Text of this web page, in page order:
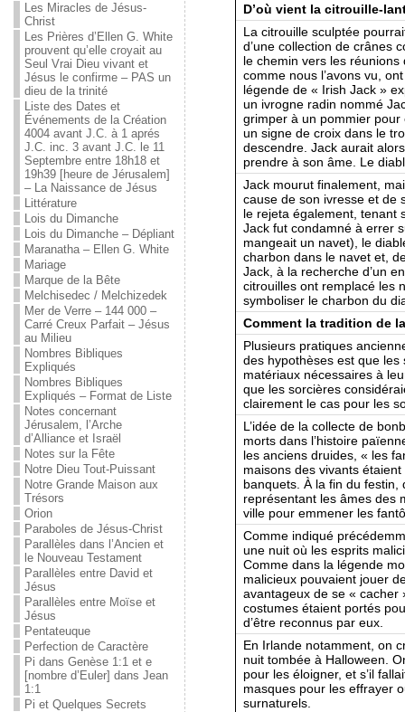
Les Miracles de Jésus-
Christ
Les Prières d’Ellen G. White
prouvent qu’elle croyait au
Seul Vrai Dieu vivant et
Jésus le confirme – PAS un
dieu de la trinité
Liste des Dates et
Événements de la Création
4004 avant J.C. à 1 aprés
J.C. inc. 3 avant J.C. le 11
Septembre entre 18h18 et
19h39 [heure de Jérusalem]
– La Naissance de Jésus
Littérature
Lois du Dimanche
Lois du Dimanche – Dépliant
Maranatha – Ellen G. White
Mariage
Marque de la Bête
Melchisedec / Melchizedek
Mer de Verre – 144 000 –
Carré Creux Parfait – Jésus
au Milieu
Nombres Bibliques
Expliqués
Nombres Bibliques
Expliqués – Format de Liste
Notes concernant
Jérusalem, l’Arche
d’Alliance et Israël
Notes sur la Fête
Notre Dieu Tout-Puissant
Notre Grande Maison aux
Trésors
Orion
Paraboles de Jésus-Christ
Parallèles dans l’Ancien et
le Nouveau Testament
Parallèles entre David et
Jésus
Parallèles entre Moïse et
Jésus
Pentateuque
Perfection de Caractère
Pi dans Genèse 1:1 et e
[nombre d’Euler] dans Jean
1:1
Pi et Quelques Secrets
D’où vient la citrouille-
La citrouille sculptée
d’une collection de crânes
le chemin vers les
comme nous l’avons vu,
légende de « Irish Jack »
un ivrogne radin nommé
grimper à un pommier
un signe de croix dans le
descendre. Jack aurait
prendre à son âme. Le
Jack mourut finalement,
cause de son ivresse et de
le rejeta également, tenant
Jack fut condamné à errer
mangeait un navet), le
charbon dans le navet et,
Jack, à la recherche d’un
citrouilles ont remplacé les
symboliser le charbon du
Comment la tradition de
Plusieurs pratiques
des hypothèses est que les
matériaux nécessaires à
que les sorcières
clairement le cas pour les
L’idée de la collecte de
morts dans l’histoire
les anciens druides, « les
maisons des vivants
banquets. À la fin du festin,
représentant les âmes des
ville pour emmener les
Comme indiqué
une nuit où les esprits
Comme dans la légende
malicieux pouvaient jouer
avantageux de se « cacher
costumes étaient portés
d’être reconnus par eux.
En Irlande notamment, on
nuit tombée à Halloween.
pour les éloigner, et s’il
masques pour les effrayer
surnaturels.